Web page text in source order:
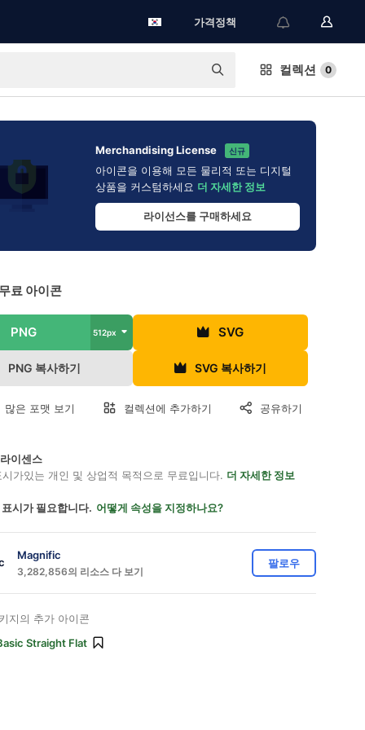
가격정책
컬렉션 0
Merchandising License 신규
아이콘을 이용해 모든 물리적 또는 디지털
상품을 커스텀하세요 더 자세한 정보
라이선스를 구매하세요
료 아이콘
PNG 512px SVG
PNG 복사하기 SVG 복사하기
많은 포맷 보기 컬렉션에 추가하기 공유하기
이센스
가있는 개인 및 상업적 목적으로 무료입니다. 더 자세한 정보
시가 필요합니다. 어떻게 속성을 지정하나요?
Magnific
3,282,856의 리소스 다 보기
팔로우
지의 추가 아이콘
Straight Flat